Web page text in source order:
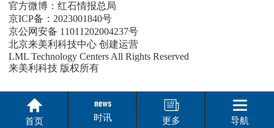
官方微博：红石情报总局
京ICP备：2023001840号
京公网安备 11011202004237号
北京来美利科技中心 创建运营
LML Technology Centers All Rights Reserved
来美利科技 版权所有
首页 时讯 更多 导航